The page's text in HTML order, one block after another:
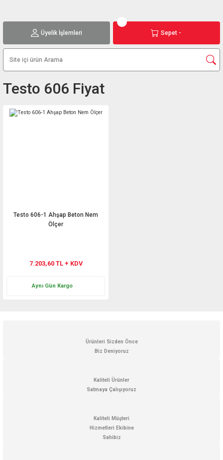
Üyelik İşlemleri Sepet -
Testo 606 Fiyat
Testo 606-1 Ahşap Beton Nem
Ölçer
7.203,60 TL + KDV
Aynı Gün Kargo
Ürünleri Sizden Önce
Biz Deniyoruz
Kaliteli Ürünler
Satmaya Çalışıyoruz
Kaliteli Müşteri
Hizmetleri Ekibine
Sahibiz